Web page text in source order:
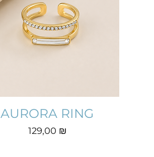
AURORA RING
Prix
129,00 ₪